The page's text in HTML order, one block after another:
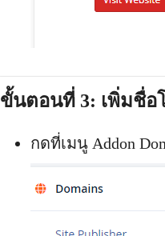
ขั้นตอนที่ 3: เพิ่มชื่อ
กดที่เมนู Addon